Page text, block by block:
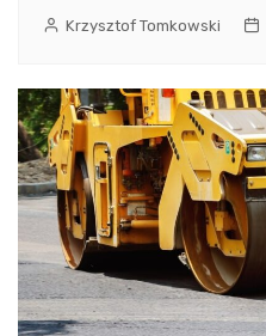
Krzysztof Tomkowski